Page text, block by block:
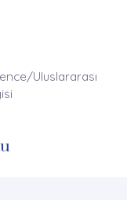
Uluslararası